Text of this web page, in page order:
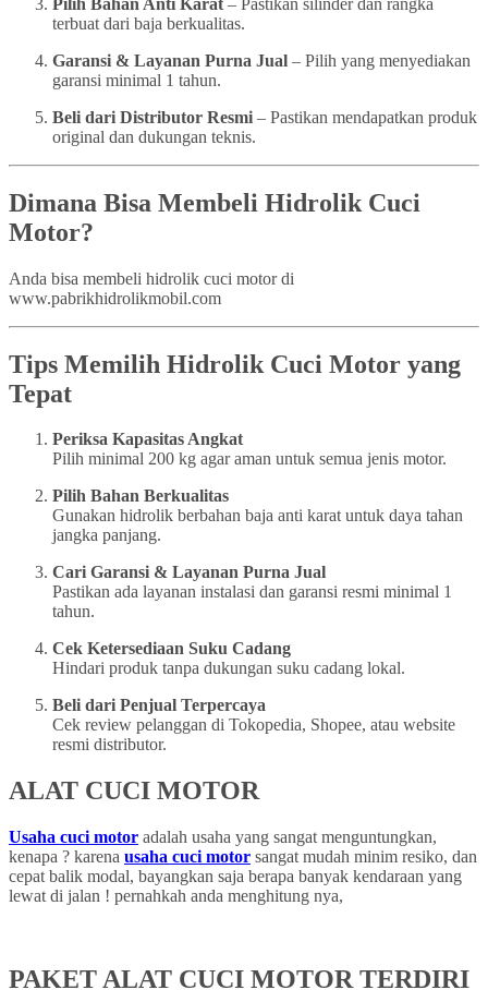
terbuat dari baja berkualitas.
Garansi & Layanan Purna Jual – Pilih yang menyediakan
garansi minimal 1 tahun.
Beli dari Distributor Resmi – Pastikan mendapatkan produk
original dan dukungan teknis.
Dimana Bisa Membeli Hidrolik Cuci
Motor?
Anda bisa membeli hidrolik cuci motor di
www.pabrikhidrolikmobil.com
Tips Memilih Hidrolik Cuci Motor yang
Tepat
Periksa Kapasitas Angkat
Pilih minimal 200 kg agar aman untuk semua jenis motor.
Pilih Bahan Berkualitas
Gunakan hidrolik berbahan baja anti karat untuk daya tahan
jangka panjang.
Cari Garansi & Layanan Purna Jual
Pastikan ada layanan instalasi dan garansi resmi minimal 1
tahun.
Cek Ketersediaan Suku Cadang
Hindari produk tanpa dukungan suku cadang lokal.
Beli dari Penjual Terpercaya
Cek review pelanggan di Tokopedia, Shopee, atau website
resmi distributor.
ALAT CUCI MOTOR
Usaha cuci motor adalah usaha yang sangat menguntungkan,
kenapa ? karena usaha cuci motor sangat mudah minim resiko, dan
cepat balik modal, bayangkan saja berapa banyak kendaraan yang
lewat di jalan ! pernahkah anda menghitung nya,
PAKET ALAT CUCI MOTOR TERDIRI